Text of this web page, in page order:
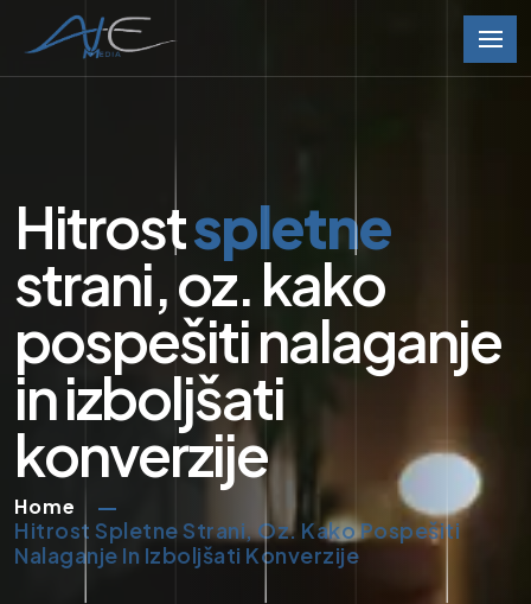
Hitrostspletne
strani, oz. kako
pospešiti nalaganje
in izboljšati
konverzije
Home
Hitrost Spletne Strani, Oz. Kako Pospešiti
Nalaganje In Izboljšati Konverzije